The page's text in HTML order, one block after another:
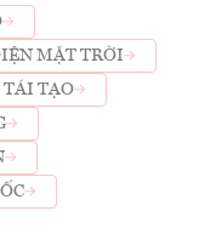
MẶT TRỜI
TẠO